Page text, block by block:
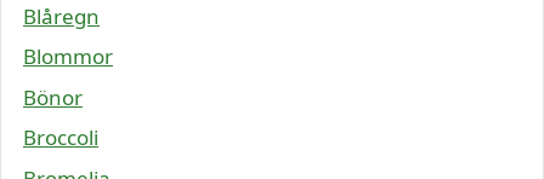
Blåregn
Blommor
Bönor
Broccoli